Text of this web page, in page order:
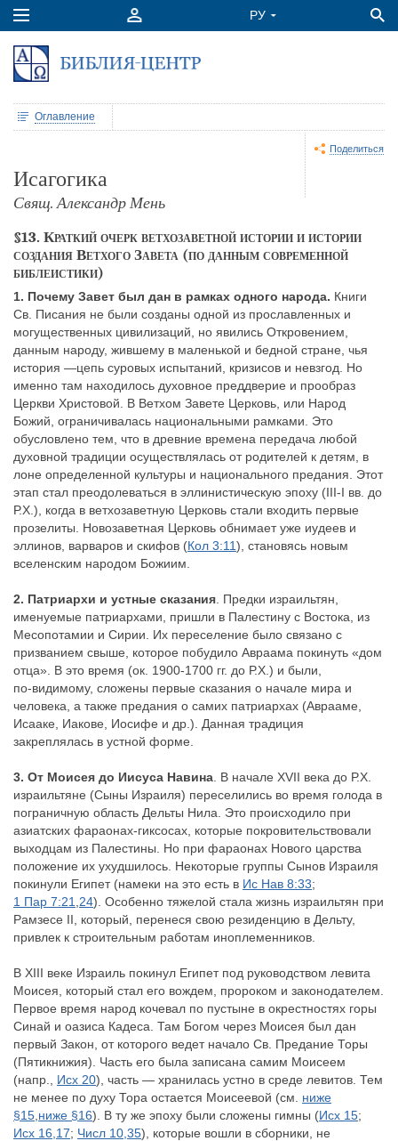
Оглавление
Поделиться
Исагогика
Свящ. Александр Мень
§13. Краткий очерк ветхозаветной истории и истории
создания Ветхого Завета (по данным современной
библеистики)
1. Почему Завет был дан в рамках одного народа. Книги
Св. Писания не были созданы одной из прославленных и
могущественных цивилизаций, но явились Откровением,
данным народу, жившему в маленькой и бедной стране, чья
история —цепь суровых испытаний, кризисов и невзгод. Но
именно там находилось духовное преддверие и прообраз
Церкви Христовой. В Ветхом Завете Церковь, или Народ
Божий, ограничивалась национальными рамками. Это
обусловлено тем, что в древние времена передача любой
духовной традиции осуществлялась от родителей к детям, в
лоне определенной культуры и национального предания. Этот
этап стал преодолеваться в эллинистическую эпоху (III-I вв. до
Р.Х.), когда в ветхозаветную Церковь стали входить первые
прозелиты. Новозаветная Церковь обнимает уже иудеев и
эллинов, варваров и скифов (Кол 3:11), становясь новым
вселенским народом Божиим.
2. Патриархи и устные сказания . Предки израильтян,
именуемые патриархами, пришли в Палестину с Востока, из
Месопотамии и Сирии. Их переселение было связано с
призванием свыше, которое побудило Авраама покинуть «дом
отца». В это время (ок. 1900-1700 гг. до Р.Х.) и были,
по-видимому, сложены первые сказания о начале мира и
человека, а также предания о самих патриархах (Аврааме,
Исааке, Иакове, Иосифе и др.). Данная традиция
закреплялась в устной форме.
3. От Моисея до Иисуса Навина . В начале ХVII века до Р.Х.
израильтяне (Сыны Израиля) переселились во время голода в
пограничную область Дельты Нила. Это происходило при
азиатских фараонах-гиксосах, которые покровительствовали
выходцам из Палестины. Но при фараонах Нового царства
положение их ухудшилось. Некоторые группы Сынов Израиля
покинули Египет (намеки на это есть в Ис Нав 8:33;
1 Пар 7:21 24). Особенно тяжелой стала жизнь израильтян при
Рамзесе II, который, перенеся свою резиденцию в Дельту,
привлек к строительным работам иноплеменников.
В ХIII веке Израиль покинул Египет под руководством левита
Моисея, который стал его вождем, пророком и законодателем.
Первое время народ кочевал по пустыне в окрестностях горы
Синай и оазиса Кадеса. Там Богом через Моисея был дан
первый Закон, от которого ведет начало Св. Предание Торы
(Пятикнижия). Часть его была записана самим Моисеем
(напр., Исх 20), часть — хранилась устно в среде левитов. Тем
не менее по духу Тора остается Моисеевой (см. ниже
§15 ниже §16). В ту же эпоху были сложены гимны (Исх 15;
Исх 16,17; Числ 10,35), которые вошли в сборники, не